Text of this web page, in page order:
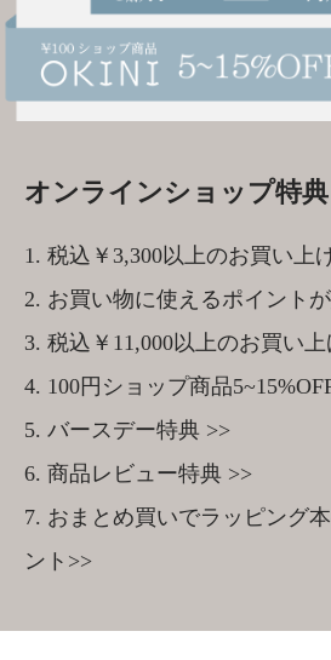
オンラインショップ特典
1. 税込￥3,300以上のお買い上
2. お買い物に使えるポイント
3. 税込￥11,000以上のお買い
4. 100円ショップ商品
5. バースデー特典 >>
6. 商品レビュー特典 >>
7. おまとめ買いでラッピング
ント>>